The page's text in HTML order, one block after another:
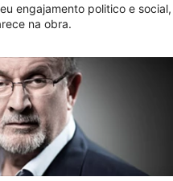
engajamento politico e social,
na obra.